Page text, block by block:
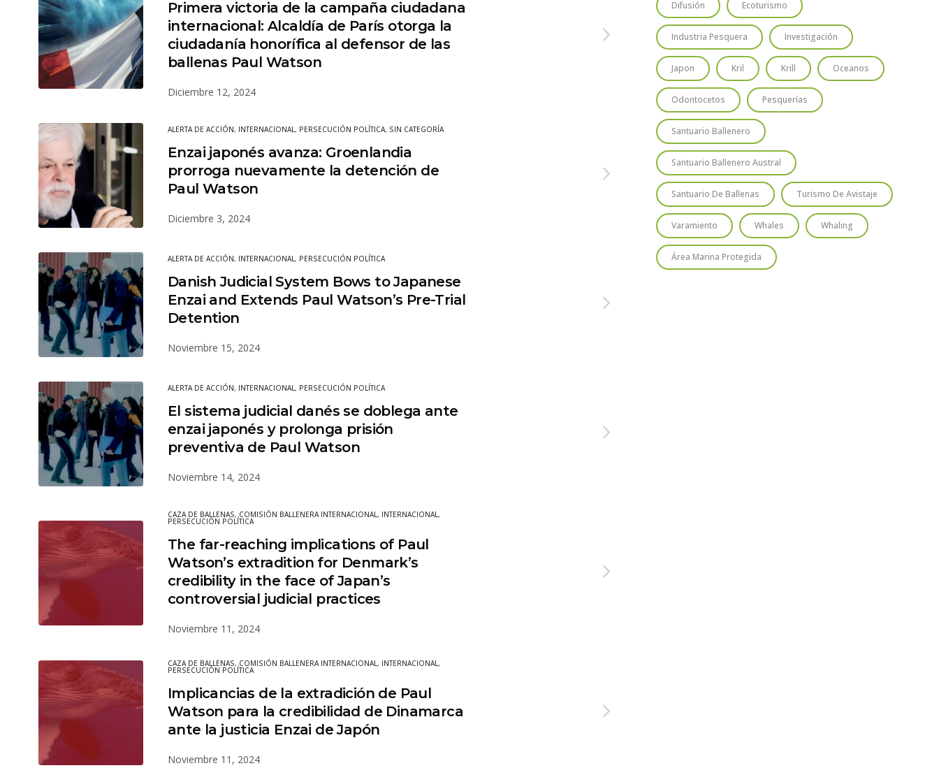
Primera victoria de la campaña ciudadana
internacional: Alcaldía de París otorga la
ciudadanía honorífica al defensor de las
ballenas Paul Watson
Diciembre 12, 2024
ALERTA DE ACCIÓN, INTERNACIONAL, PERSECUCIÓN POLÍTICA, SIN CATEGORÍA
Enzai japonés avanza: Groenlandia
prorroga nuevamente la detención de
Paul Watson
Diciembre 3, 2024
ALERTA DE ACCIÓN, INTERNACIONAL, PERSECUCIÓN POLÍTICA
Danish Judicial System Bows to Japanese
Enzai and Extends Paul Watson’s Pre-Trial
Detention
Noviembre 15, 2024
ALERTA DE ACCIÓN, INTERNACIONAL, PERSECUCIÓN POLÍTICA
El sistema judicial danés se doblega ante
enzai japonés y prolonga prisión
preventiva de Paul Watson
Noviembre 14, 2024
CAZA DE BALLENAS,COMISIÓN BALLENERA INTERNACIONAL, INTERNACIONAL,
PERSECUCIÓN POLÍTICA
The far-reaching implications of Paul
Watson’s extradition for Denmark’s
credibility in the face of Japan’s
controversial judicial practices
Noviembre 11, 2024
CAZA DE BALLENAS,COMISIÓN BALLENERA INTERNACIONAL, INTERNACIONAL,
PERSECUCIÓN POLÍTICA
Implicancias de la extradición de Paul
Watson para la credibilidad de Dinamarca
ante la justicia Enzai de Japón
Noviembre 11, 2024
Difusión Ecoturismo
Industria Pesquera Investigación
Japon Kril Krill Oceanos
Odontocetos Pesquerías
Santuario Ballenero
Santuario Ballenero Austral
Santuario De Ballenas Turismo De Avistaje
Varamiento Whales Whaling
Área Marina Protegida